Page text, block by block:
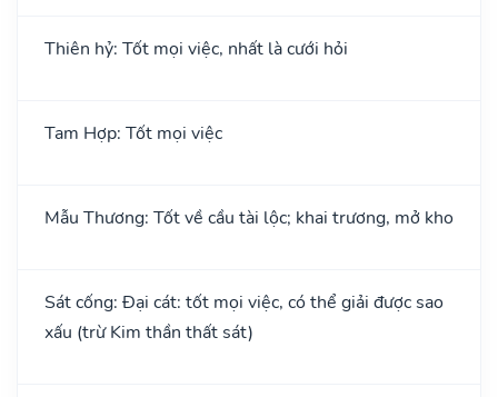
Thiên hỷ: Tốt mọi việc, nhất là cưới hỏi
Tam Hợp: Tốt mọi việc
Mẫu Thương: Tốt về cầu tài lộc; khai trương, mở kho
Sát cống: Đại cát: tốt mọi việc, có thể giải được sao
xấu (trừ Kim thần thất sát)